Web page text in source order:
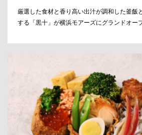
厳選した食材と香り高い出汁が調和した釜飯
する「黒十」が横浜モアーズにグランドオー